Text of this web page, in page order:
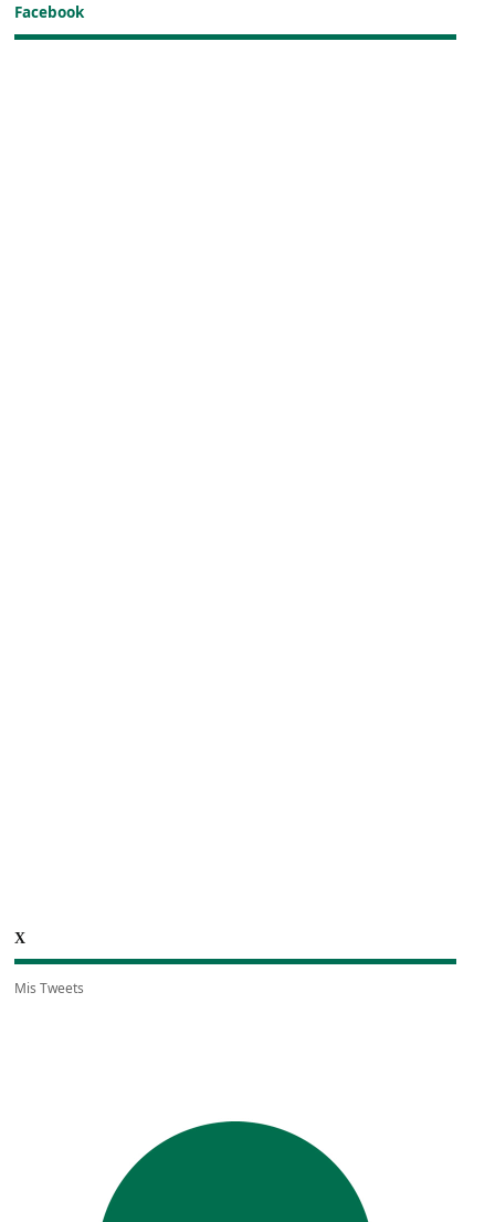
Facebook
X
Mis Tweets